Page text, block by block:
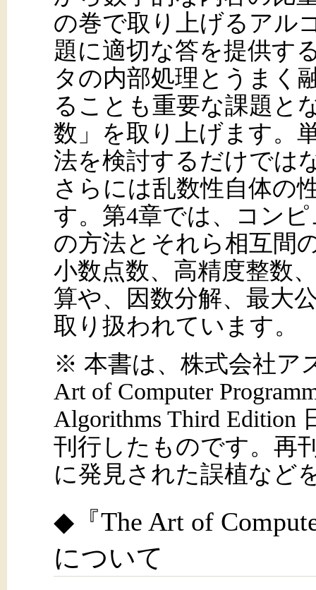
の巻で取り上げるアル
題に適切な答を提供す
タの内部処理とうまく
ることも重要な課題と
数」を取り上げます。
法を検討するだけでは
さらには乱数性自体の
す。第4章では、コン
の方法とそれら相互間
小数点数、高精度整数
算や、因数分解、最大
取り扱われています。
※ 本書は、株式会社ア
Art of Computer
Algorithms Third Edition
刊行したものです。再
に発見された誤植など
◆『The Art of
について